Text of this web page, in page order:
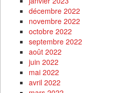
décembre 2022
novembre 2022
octobre 2022
septembre 2022
août 2022
juin 2022
mai 2022
avril 2022